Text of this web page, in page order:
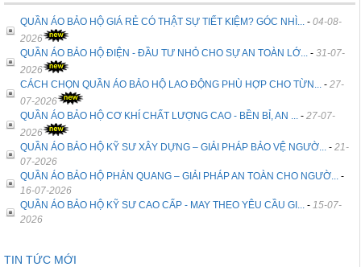
QUẦN ÁO BẢO HỘ GIÁ RẺ CÓ THẬT SỰ TIẾT KIỆM? GÓC NHÌ... - 04-08-
2026
QUẦN ÁO BẢO HỘ ĐIỆN - ĐẦU TƯ NHỎ CHO SỰ AN TOÀN LỚ... - 31-07-
2026
CÁCH CHỌN QUẦN ÁO BẢO HỘ LAO ĐỘNG PHÙ HỢP CHO TỪN... - 27-
07-2026
QUẦN ÁO BẢO HỘ CƠ KHÍ CHẤT LƯỢNG CAO - BỀN BỈ, AN ... - 27-07-
2026
QUẦN ÁO BẢO HỘ KỸ SƯ XÂY DỰNG – GIẢI PHÁP BẢO VỆ NGƯỜ... - 21-
07-2026
QUẦN ÁO BẢO HỘ PHẢN QUANG – GIẢI PHÁP AN TOÀN CHO NGƯỜ... -
16-07-2026
QUẦN ÁO BẢO HỘ KỸ SƯ CAO CẤP - MAY THEO YÊU CẦU GI... - 15-07-
2026
TIN TỨC MỚI